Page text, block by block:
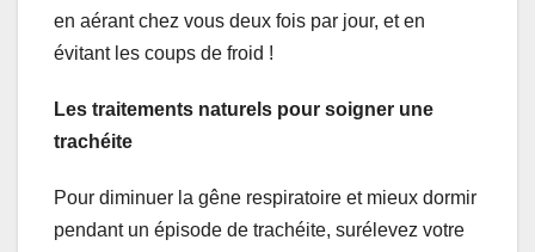
en aérant chez vous deux fois par jour, et en
évitant les coups de froid !
Les traitements naturels pour soigner une
trachéite
Pour diminuer la gêne respiratoire et mieux dormir
pendant un épisode de trachéite, surélevez votre